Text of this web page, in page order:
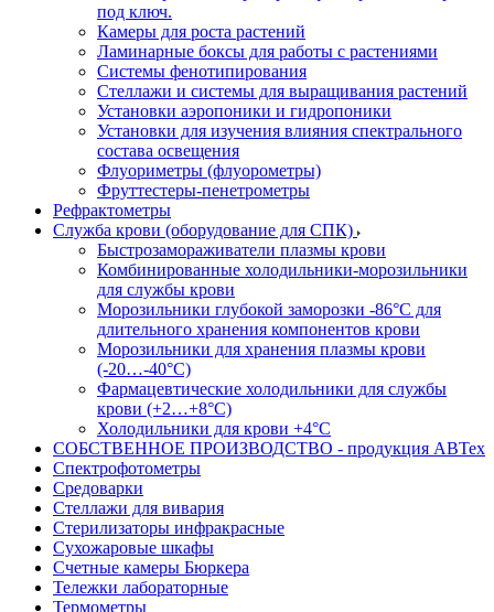
под ключ.
Камеры для роста растений
Ламинарные боксы для работы с растениями
Системы фенотипирования
Стеллажи и системы для выращивания растений
Установки аэропоники и гидропоники
Установки для изучения влияния спектрального
состава освещения
Флуориметры (флуорометры)
Фруттестеры-пенетрометры
Рефрактометры
Служба крови (оборудование для СПК)
Быстрозамораживатели плазмы крови
Комбинированные холодильники-морозильники
для службы крови
Морозильники глубокой заморозки -86°С для
длительного хранения компонентов крови
Морозильники для хранения плазмы крови
(-20…-40°С)
Фармацевтические холодильники для службы
крови (+2…+8°С)
Холодильники для крови +4°С
СОБСТВЕННОЕ ПРОИЗВОДСТВО - продукция АВТех
Спектрофотометры
Средоварки
Стеллажи для вивария
Стерилизаторы инфракрасные
Сухожаровые шкафы
Счетные камеры Бюркера
Тележки лабораторные
Термометры